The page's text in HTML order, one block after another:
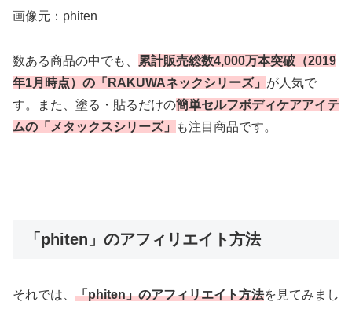
画像元：phiten
数ある商品の中でも、
累計販売総数4,000万本突破（2019
年1月時点）の「RAKUWAネックシリーズ」 が人気で
す。また、塗る・貼るだけの簡単セルフボディケアアイテ
ムの「メタックスシリーズ」
も注目商品です。
「phiten」のアフィリエイト方法
それでは、 「phiten」のアフィリエイト方法を見てみまし